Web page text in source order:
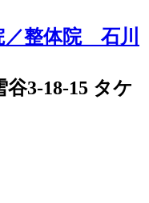
3-18-15 タケ